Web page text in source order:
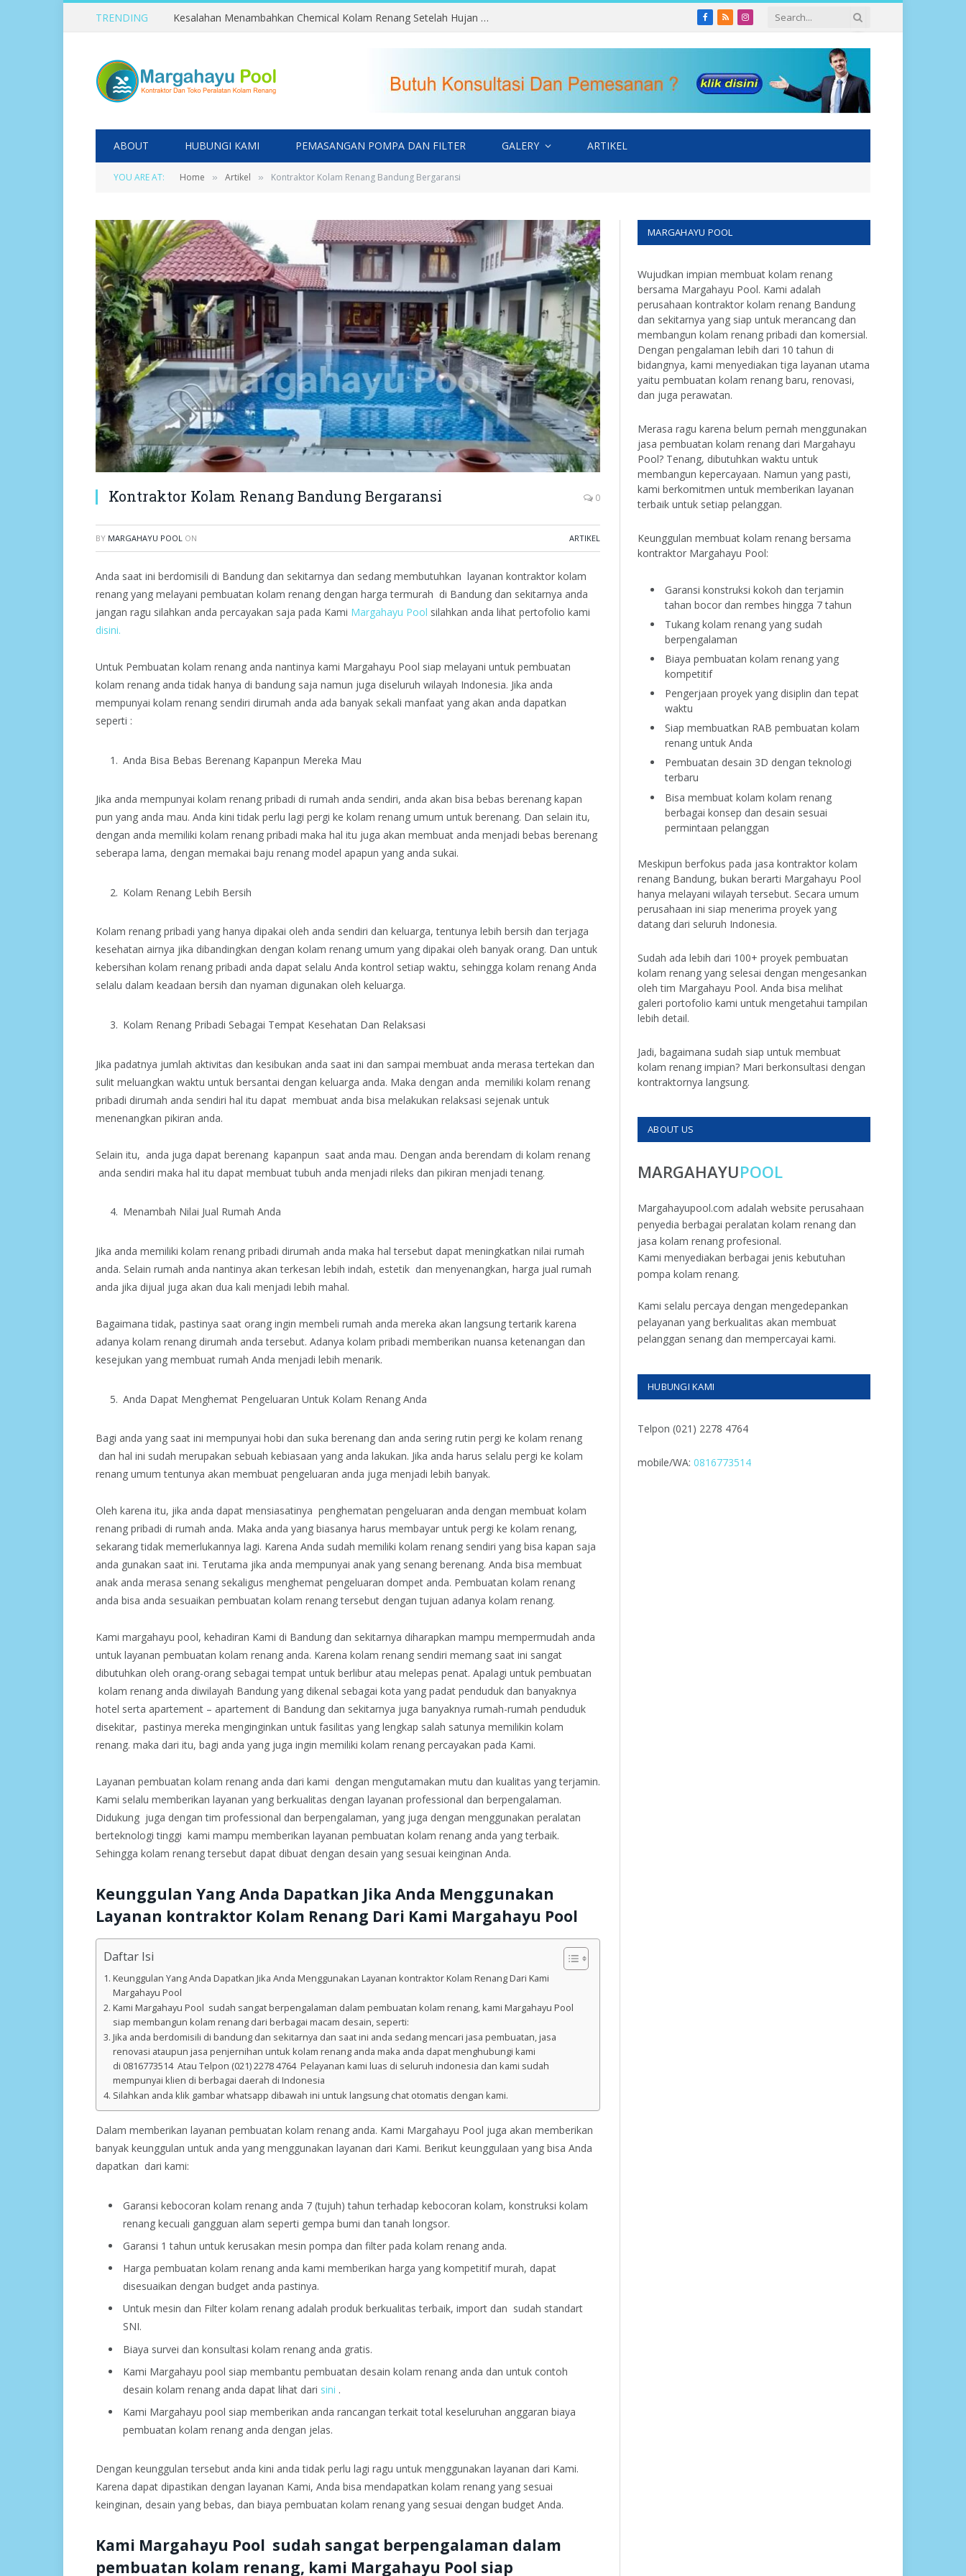
TRENDING Kesalahan Menambahkan Chemical Kolam Renang Setelah Hujan yang Sering Terjadi Facebook
RSSInstagram
ABOUT HUBUNGI KAMI PEMASANGAN POMPA DAN FILTER GALERY ARTIKEL
YOU ARE AT: Home » Artikel » Kontraktor Kolam Renang Bandung Bergaransi
Kontraktor Kolam Renang Bandung Bergaransi 0
BY MARGAHAYU POOL ON ARTIKEL
Anda saat ini berdomisili di Bandung dan sekitarnya dan sedang membutuhkan layanan kontraktor kolam
renang yang melayani pembuatan kolam renang dengan harga termurah di Bandung dan sekitarnya anda
jangan ragu silahkan anda percayakan saja pada Kami Margahayu Pool silahkan anda lihat pertofolio kami
disini.
Untuk Pembuatan kolam renang anda nantinya kami Margahayu Pool siap melayani untuk pembuatan
kolam renang anda tidak hanya di bandung saja namun juga diseluruh wilayah Indonesia. Jika anda
mempunyai kolam renang sendiri dirumah anda ada banyak sekali manfaat yang akan anda dapatkan
seperti :
Anda Bisa Bebas Berenang Kapanpun Mereka Mau
Jika anda mempunyai kolam renang pribadi di rumah anda sendiri, anda akan bisa bebas berenang kapan
pun yang anda mau. Anda kini tidak perlu lagi pergi ke kolam renang umum untuk berenang. Dan selain itu,
dengan anda memiliki kolam renang pribadi maka hal itu juga akan membuat anda menjadi bebas berenang
seberapa lama, dengan memakai baju renang model apapun yang anda sukai.
Kolam Renang Lebih Bersih
Kolam renang pribadi yang hanya dipakai oleh anda sendiri dan keluarga, tentunya lebih bersih dan terjaga
kesehatan airnya jika dibandingkan dengan kolam renang umum yang dipakai oleh banyak orang. Dan untuk
kebersihan kolam renang pribadi anda dapat selalu Anda kontrol setiap waktu, sehingga kolam renang Anda
selalu dalam keadaan bersih dan nyaman digunakan oleh keluarga.
Kolam Renang Pribadi Sebagai Tempat Kesehatan Dan Relaksasi
Jika padatnya jumlah aktivitas dan kesibukan anda saat ini dan sampai membuat anda merasa tertekan dan
sulit meluangkan waktu untuk bersantai dengan keluarga anda. Maka dengan anda memiliki kolam renang
pribadi dirumah anda sendiri hal itu dapat membuat anda bisa melakukan relaksasi sejenak untuk
menenangkan pikiran anda.
Selain itu, anda juga dapat berenang kapanpun saat anda mau. Dengan anda berendam di kolam renang
anda sendiri maka hal itu dapat membuat tubuh anda menjadi rileks dan pikiran menjadi tenang.
Menambah Nilai Jual Rumah Anda
Jika anda memiliki kolam renang pribadi dirumah anda maka hal tersebut dapat meningkatkan nilai rumah
anda. Selain rumah anda nantinya akan terkesan lebih indah, estetik dan menyenangkan, harga jual rumah
anda jika dijual juga akan dua kali menjadi lebih mahal.
Bagaimana tidak, pastinya saat orang ingin membeli rumah anda mereka akan langsung tertarik karena
adanya kolam renang dirumah anda tersebut. Adanya kolam pribadi memberikan nuansa ketenangan dan
kesejukan yang membuat rumah Anda menjadi lebih menarik.
Anda Dapat Menghemat Pengeluaran Untuk Kolam Renang Anda
Bagi anda yang saat ini mempunyai hobi dan suka berenang dan anda sering rutin pergi ke kolam renang
dan hal ini sudah merupakan sebuah kebiasaan yang anda lakukan. Jika anda harus selalu pergi ke kolam
renang umum tentunya akan membuat pengeluaran anda juga menjadi lebih banyak.
Oleh karena itu, jika anda dapat mensiasatinya penghematan pengeluaran anda dengan membuat kolam
renang pribadi di rumah anda. Maka anda yang biasanya harus membayar untuk pergi ke kolam renang,
sekarang tidak memerlukannya lagi. Karena Anda sudah memiliki kolam renang sendiri yang bisa kapan saja
anda gunakan saat ini. Terutama jika anda mempunyai anak yang senang berenang. Anda bisa membuat
anak anda merasa senang sekaligus menghemat pengeluaran dompet anda. Pembuatan kolam renang
anda bisa anda sesuaikan pembuatan kolam renang tersebut dengan tujuan adanya kolam renang.
Kami margahayu pool, kehadiran Kami di Bandung dan sekitarnya diharapkan mampu mempermudah anda
untuk layanan pembuatan kolam renang anda. Karena kolam renang sendiri memang saat ini sangat
dibutuhkan oleh orang-orang sebagai tempat untuk berlibur atau melepas penat. Apalagi untuk pembuatan
kolam renang anda diwilayah Bandung yang dikenal sebagai kota yang padat penduduk dan banyaknya
hotel serta apartement – apartement di Bandung dan sekitarnya juga banyaknya rumah-rumah penduduk
disekitar, pastinya mereka menginginkan untuk fasilitas yang lengkap salah satunya memilikin kolam
renang. maka dari itu, bagi anda yang juga ingin memiliki kolam renang percayakan pada Kami.
Layanan pembuatan kolam renang anda dari kami dengan mengutamakan mutu dan kualitas yang terjamin.
Kami selalu memberikan layanan yang berkualitas dengan layanan professional dan berpengalaman.
Didukung juga dengan tim professional dan berpengalaman, yang juga dengan menggunakan peralatan
berteknologi tinggi kami mampu memberikan layanan pembuatan kolam renang anda yang terbaik.
Sehingga kolam renang tersebut dapat dibuat dengan desain yang sesuai keinginan Anda.
Keunggulan Yang Anda Dapatkan Jika Anda Menggunakan
Layanan kontraktor Kolam Renang Dari Kami Margahayu Pool
Daftar Isi
Keunggulan Yang Anda Dapatkan Jika Anda Menggunakan Layanan kontraktor Kolam Renang Dari Kami
Margahayu Pool
Kami Margahayu Pool sudah sangat berpengalaman dalam pembuatan kolam renang, kami Margahayu Pool
siap membangun kolam renang dari berbagai macam desain, seperti:
Jika anda berdomisili di bandung dan sekitarnya dan saat ini anda sedang mencari jasa pembuatan, jasa
renovasi ataupun jasa penjernihan untuk kolam renang anda maka anda dapat menghubungi kami
di 0816773514 Atau Telpon (021) 2278 4764 Pelayanan kami luas di seluruh indonesia dan kami sudah
mempunyai klien di berbagai daerah di Indonesia
Silahkan anda klik gambar whatsapp dibawah ini untuk langsung chat otomatis dengan kami.
Dalam memberikan layanan pembuatan kolam renang anda. Kami Margahayu Pool juga akan memberikan
banyak keunggulan untuk anda yang menggunakan layanan dari Kami. Berikut keunggulaan yang bisa Anda
dapatkan dari kami:
Garansi kebocoran kolam renang anda 7 (tujuh) tahun terhadap kebocoran kolam, konstruksi kolam
renang kecuali gangguan alam seperti gempa bumi dan tanah longsor.
Garansi 1 tahun untuk kerusakan mesin pompa dan filter pada kolam renang anda.
Harga pembuatan kolam renang anda kami memberikan harga yang kompetitif murah, dapat
disesuaikan dengan budget anda pastinya.
Untuk mesin dan Filter kolam renang adalah produk berkualitas terbaik, import dan sudah standart
SNI.
Biaya survei dan konsultasi kolam renang anda gratis.
Kami Margahayu pool siap membantu pembuatan desain kolam renang anda dan untuk contoh
desain kolam renang anda dapat lihat dari sini .
Kami Margahayu pool siap memberikan anda rancangan terkait total keseluruhan anggaran biaya
pembuatan kolam renang anda dengan jelas.
Dengan keunggulan tersebut anda kini anda tidak perlu lagi ragu untuk menggunakan layanan dari Kami.
Karena dapat dipastikan dengan layanan Kami, Anda bisa mendapatkan kolam renang yang sesuai
keinginan, desain yang bebas, dan biaya pembuatan kolam renang yang sesuai dengan budget Anda.
Kami Margahayu Pool sudah sangat berpengalaman dalam
pembuatan kolam renang, kami Margahayu Pool siap
MARGAHAYU POOL
Wujudkan impian membuat kolam renang
bersama Margahayu Pool. Kami adalah
perusahaan kontraktor kolam renang Bandung
dan sekitarnya yang siap untuk merancang dan
membangun kolam renang pribadi dan komersial.
Dengan pengalaman lebih dari 10 tahun di
bidangnya, kami menyediakan tiga layanan utama
yaitu pembuatan kolam renang baru, renovasi,
dan juga perawatan.
Merasa ragu karena belum pernah menggunakan
jasa pembuatan kolam renang dari Margahayu
Pool? Tenang, dibutuhkan waktu untuk
membangun kepercayaan. Namun yang pasti,
kami berkomitmen untuk memberikan layanan
terbaik untuk setiap pelanggan.
Keunggulan membuat kolam renang bersama
kontraktor Margahayu Pool:
Garansi konstruksi kokoh dan terjamin
tahan bocor dan rembes hingga 7 tahun
Tukang kolam renang yang sudah
berpengalaman
Biaya pembuatan kolam renang yang
kompetitif
Pengerjaan proyek yang disiplin dan tepat
waktu
Siap membuatkan RAB pembuatan kolam
renang untuk Anda
Pembuatan desain 3D dengan teknologi
terbaru
Bisa membuat kolam kolam renang
berbagai konsep dan desain sesuai
permintaan pelanggan
Meskipun berfokus pada jasa kontraktor kolam
renang Bandung, bukan berarti Margahayu Pool
hanya melayani wilayah tersebut. Secara umum
perusahaan ini siap menerima proyek yang
datang dari seluruh Indonesia.
Sudah ada lebih dari 100+ proyek pembuatan
kolam renang yang selesai dengan mengesankan
oleh tim Margahayu Pool. Anda bisa melihat
galeri portofolio kami untuk mengetahui tampilan
lebih detail.
Jadi, bagaimana sudah siap untuk membuat
kolam renang impian? Mari berkonsultasi dengan
kontraktornya langsung.
ABOUT US
MARGAHAYUPOOL
Margahayupool.com adalah website perusahaan
penyedia berbagai peralatan kolam renang dan
jasa kolam renang profesional.
Kami menyediakan berbagai jenis kebutuhan
pompa kolam renang.
Kami selalu percaya dengan mengedepankan
pelayanan yang berkualitas akan membuat
pelanggan senang dan mempercayai kami.
HUBUNGI KAMI
Telpon (021) 2278 4764
mobile/WA: 0816773514